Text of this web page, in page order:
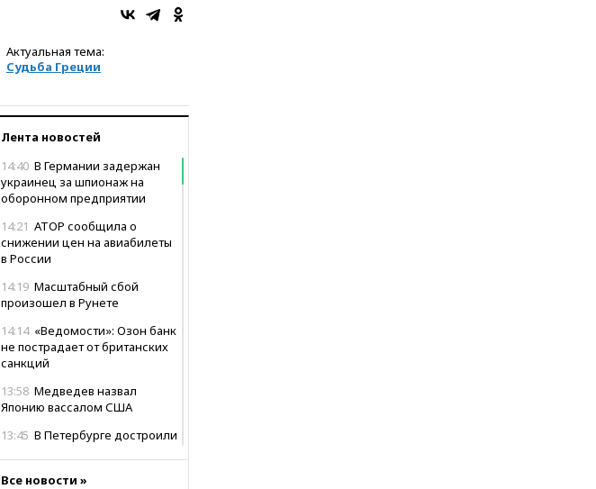
Актуальная тема:
Судьба Греции
Лента новостей
14:40 В Германии задержан
украинец за шпионаж на
оборонном предприятии
14:21 АТОР сообщила о
снижении цен на авиабилеты
в России
14:19 Масштабный сбой
произошел в Рунете
14:14 «Ведомости»: Озон банк
не пострадает от британских
санкций
13:58 Медведев назвал
Японию вассалом США
13:45 В Петербурге достроили
Все новости »